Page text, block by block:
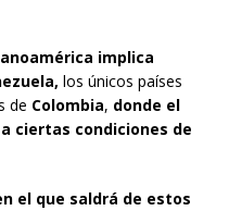
implica
los únicos países
de Colombia, donde el
ciertas condiciones de
el que saldrá de estos